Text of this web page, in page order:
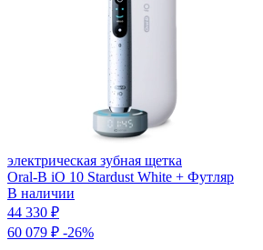
электрическая зубная щетка
Oral-B iO 10 Stardust White + Футляр
В наличии
44 330 ₽
60 079 ₽ -26%